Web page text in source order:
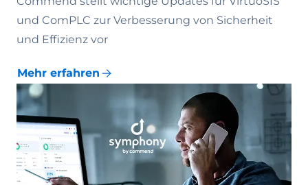
und ComPLC zur Verbesserung von Sicherheit
und Effizienz vor
Mehr erfahren